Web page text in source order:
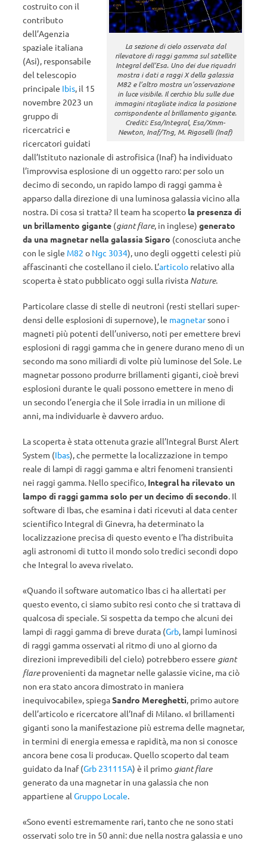
La sezione di cielo osservata dal
rilevatore di raggi gamma sul satellite
Integral dell’Esa. Uno dei due riquadri
mostra i dati a raggi X della galassia
M82 e l’altro mostra un’osservazione
in luce visibile. Il cerchio blu sulle due
immagini ritagliate indica la posizione
corrispondente al brillamento gigante.
Crediti: Esa/Integral, Esa/Xmm-
Newton, Inaf/Tng, M. Rigoselli (Inaf)
costruito con il
contributo
dell’Agenzia
spaziale italiana
(Asi), responsabile
del telescopio
principale Ibis, il 15
novembre 2023 un
gruppo di
ricercatrici e
ricercatori guidati
dall’Istituto nazionale di astrofisica (Inaf) ha individuato
l’improvvisa esplosione di un oggetto raro: per solo un
decimo di secondo, un rapido lampo di raggi gamma è
apparso dalla direzione di una luminosa galassia vicino alla
nostra. Di cosa si tratta? Il team ha scoperto la presenza di
un brillamento gigante (giant flare, in inglese) generato
da una magnetar nella galassia Sigaro (conosciuta anche
con le sigle M82 o Ngc 3034), uno degli oggetti celesti più
affascinanti che costellano il cielo. L’articolo relativo alla
scoperta è stato pubblicato oggi sulla rivista Nature.
Particolare classe di stelle di neutroni (resti stellari super-
densi delle esplosioni di supernove), le magnetarsono i
magneti più potenti dell’universo, noti per emettere brevi
esplosioni di raggi gamma che in genere durano meno di un
secondo ma sono miliardi di volte più luminose del Sole. Le
magnetar possono produrre brillamenti giganti, cioè brevi
esplosioni durante le quali possono emettere in meno di
un secondo l’energia che il Sole irradia in un milione di
anni, ma individuarle è davvero arduo.
La scoperta è stata ottenuta grazie all’Integral Burst Alert
System (Ibas), che permette la localizzazione in tempo
reale di lampi di raggi gamma e altri fenomeni transienti
nei raggi gamma. Nello specifico, Integral ha rilevato un
lampo di raggi gamma solo per un decimo di secondo. Il
software di Ibas, che esamina i dati ricevuti al data center
scientifico Integral di Ginevra, ha determinato la
localizzazione precisa di questo evento e l’ha distribuita
agli astronomi di tutto il mondo solo tredici secondi dopo
che Integral lo aveva rivelato.
«Quando il software automatico Ibas ci ha allertati per
questo evento, ci siamo subito resi conto che si trattava di
qualcosa di speciale. Si sospetta da tempo che alcuni dei
lampi di raggi gamma di breve durata (Grb, lampi luminosi
di raggi gamma osservati al ritmo di uno al giorno da
direzioni imprevedibili del cielo) potrebbero essere giant
flareprovenienti da magnetar nelle galassie vicine, ma ciò
non era stato ancora dimostrato in maniera
inequivocabile», spiegaSandro Mereghetti, primo autore
dell’articolo e ricercatore all’Inaf di Milano. «I brillamenti
giganti sono la manifestazione più estrema delle magnetar,
in termini di energia emessa e rapidità, ma non si conosce
ancora bene cosa li produca». Quello scoperto dal team
guidato da Inaf (Grb 231115A) è il primo giant flare
generato da una magnetar in una galassia che non
appartiene al Gruppo Locale.
«Sono eventi estremamente rari, tanto che ne sono stati
osservati solo tre in 50 anni: due nella nostra galassia e uno